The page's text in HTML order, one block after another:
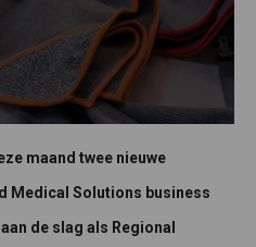
maand twee nieuwe
Medical Solutions business
de slag als Regional